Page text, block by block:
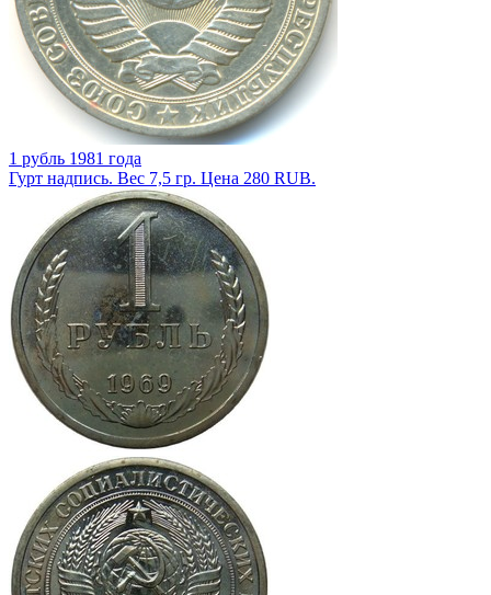
1 рубль 1981 года
Гурт надпись. Вес 7,5 гр. Цена 280 RUB.